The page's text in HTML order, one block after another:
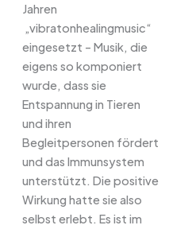
Jahren
„vibratonhealingmusic“
eingesetzt – Musik, die
eigens so komponiert
wurde, dass sie
Entspannung in Tieren
und ihren
Begleitpersonen fördert
und das Immunsystem
unterstützt. Die positive
Wirkung hatte sie also
selbst erlebt. Es ist im